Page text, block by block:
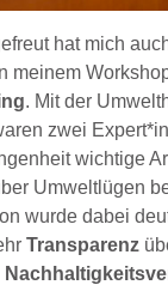
hat mich
meinem
. Mit der
zwei
wichtige
Umweltlügen
wurde dabei
Transparenz